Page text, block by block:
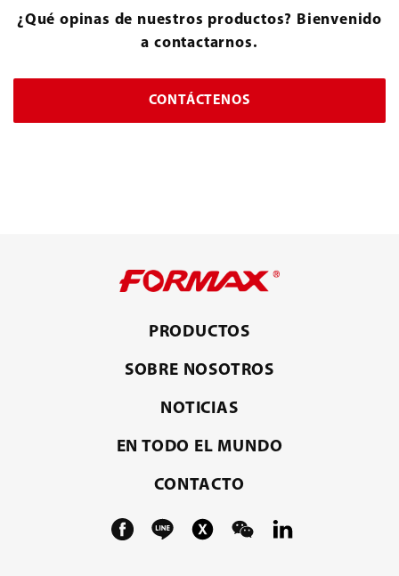
¿Qué opinas de nuestros productos? Bienvenido
a contactarnos.
CONTÁCTENOS
PRODUCTOS
SOBRE NOSOTROS
NOTICIAS
EN TODO EL MUNDO
CONTACTO